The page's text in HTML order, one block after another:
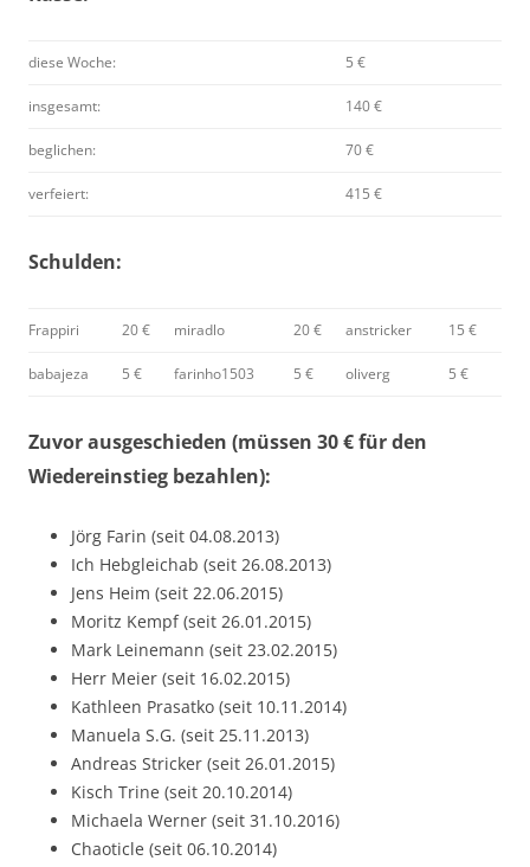
diese Woche: 5 €
insgesamt: 140 €
beglichen: 70 €
verfeiert: 415 €
Schulden:
Frappiri 20 € miradlo 20 € anstricker 15 €
babajeza 5 € farinho1503 5 € oliverg 5 €
Zuvor ausgeschieden (müssen 30 € für den
Wiedereinstieg bezahlen):
Jörg Farin (seit 04.08.2013)
Ich Hebgleichab (seit 26.08.2013)
Jens Heim (seit 22.06.2015)
Moritz Kempf (seit 26.01.2015)
Mark Leinemann (seit 23.02.2015)
Herr Meier (seit 16.02.2015)
Kathleen Prasatko (seit 10.11.2014)
Manuela S.G. (seit 25.11.2013)
Andreas Stricker (seit 26.01.2015)
Kisch Trine (seit 20.10.2014)
Michaela Werner (seit 31.10.2016)
Chaoticle (seit 06.10.2014)